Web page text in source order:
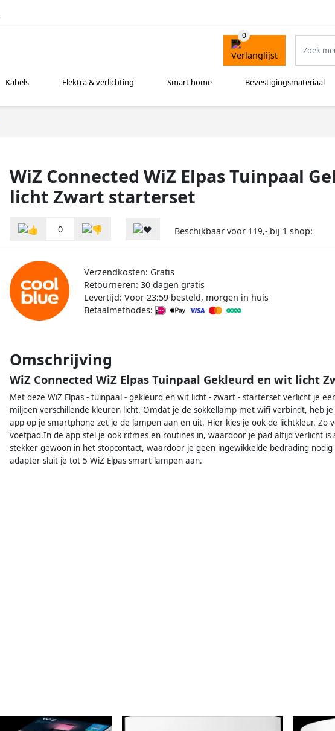
Kabels Elektra & verlichting Smart home Bevestigingsmateriaal
WiZ Connected WiZ Elpas Tuinpaal
licht Zwart starterset
0 Beschikbaar voor 119,- bij 1 shop:
Verzendkosten: Gratis
Retourneren: 30 dagen gratis
Levertijd: Voor 23:59 besteld, morgen in huis
Betaalmethodes:
Omschrijving
WiZ Connected WiZ Elpas Tuinpaal Gekleurd en wit licht
Met deze WiZ Elpas - tuinpaal - gekleurd en wit licht - zwart - starterset verlicht je
miljoen verschillende kleuren licht. Omdat je de sokkellamp met wifi verbindt, heb
app op je smartphone zet je de lampen aan en uit. Hier kies je ook de lichtkleur. Zo
voetpad.In de app stel je ook ritmes en routines in, waardoor je pad altijd verlicht is
stekker gewoon in het stopcontact, waardoor je geen ingewikkelde bedrading
adapter sluit je tot 5 WiZ Elpas smart lampen aan.